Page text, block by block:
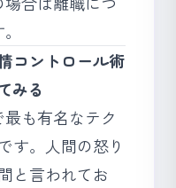
コントロール術
みる
も有名なテク
す。人間の怒り
と言われてお